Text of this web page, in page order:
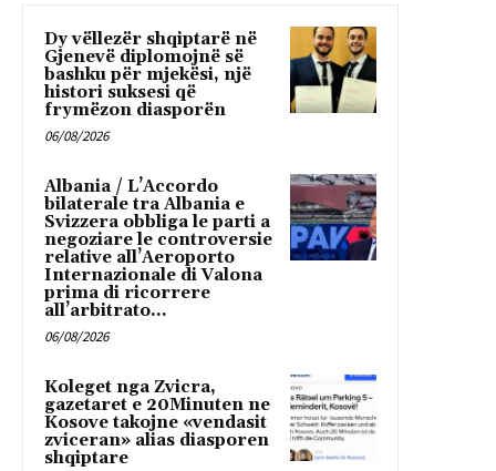
Dy vëllezër shqiptarë në
Gjenevë diplomojnë së
bashku për mjekësi, një
histori suksesi që
frymëzon diasporën
06/08/2026
Albania / L’Accordo
bilaterale tra Albania e
Svizzera obbliga le parti a
negoziare le controversie
relative all’Aeroporto
Internazionale di Valona
prima di ricorrere
all’arbitrato...
06/08/2026
Koleget nga Zvicra,
gazetaret e 20Minuten ne
Kosove takojne «vendasit
zviceran» alias diasporen
shqiptare